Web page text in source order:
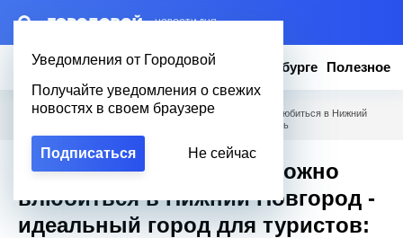
– НОВОСТИ ДНЯ
Уведомления от Городовой
Получайте уведомления о свежих
новостях в своем браузере
Подписаться Не сейчас
Новости Эксклюзив Вопросы о Петербурге Полезное
Городовой Полезное / Причины, по которым можно влюбиться в Нижний
Новгород - идеальный город для туристов: что посмотреть
Причины, по которым можно
влюбиться в Нижний Новгород -
идеальный город для туристов: